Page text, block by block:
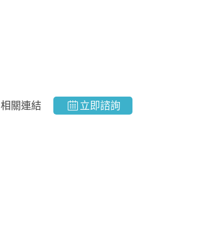
相關連結 立即諮詢